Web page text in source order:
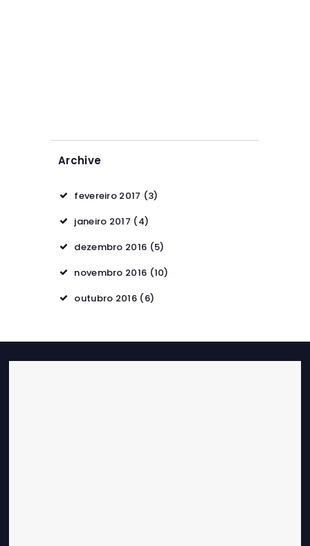
Archive
fevereiro 2017 (3)
janeiro 2017 (4)
dezembro 2016 (5)
novembro 2016 (10)
outubro 2016 (6)